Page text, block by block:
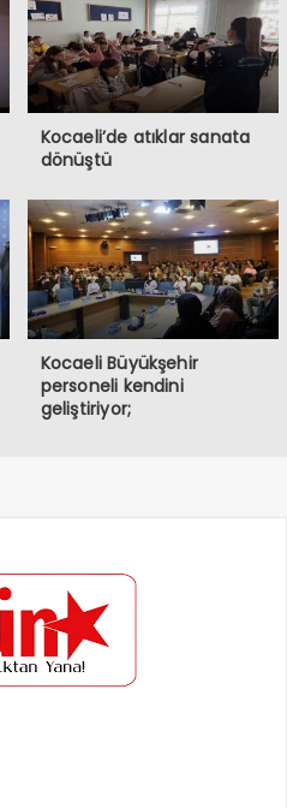
Kocaeli’de atıklar sanata
dönüştü
Kocaeli Büyükşehir
personeli kendini
geliştiriyor;